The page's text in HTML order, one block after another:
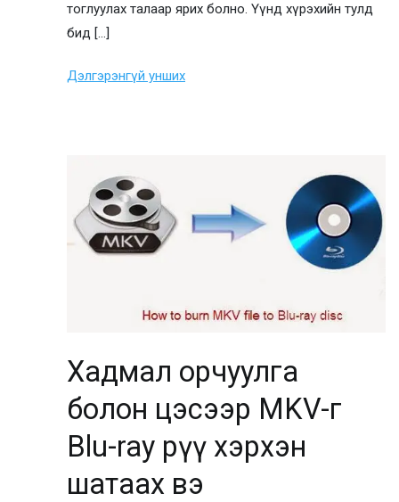
тоглуулах талаар ярих болно. Үүнд хүрэхийн тулд
бид […]
Дэлгэрэнгүй унших
Хадмал орчуулга
болон цэсээр MKV-г
Blu-ray рүү хэрхэн
шатаах вэ